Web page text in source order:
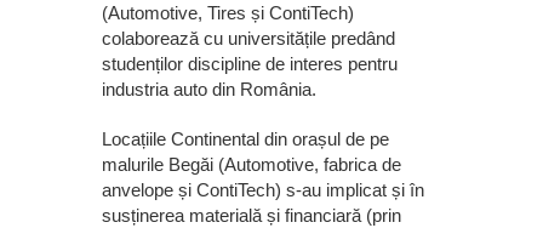
(Automotive, Tires și ContiTech)
colaborează cu universitățile predând
studenților discipline de interes pentru
industria auto din România.
Locațiile Continental din orașul de pe
malurile Begăi (Automotive, fabrica de
anvelope și ContiTech) s-au implicat și în
susținerea materială și financiară (prin